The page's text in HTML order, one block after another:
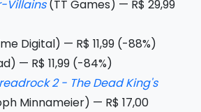
Villains(TT Games) — R$ 29,99
Digital) — R$ 11,99 (-88%)
— R$ 11,99 (-84%)
2 - The Dead King's
Minnameier) — R$ 17,00